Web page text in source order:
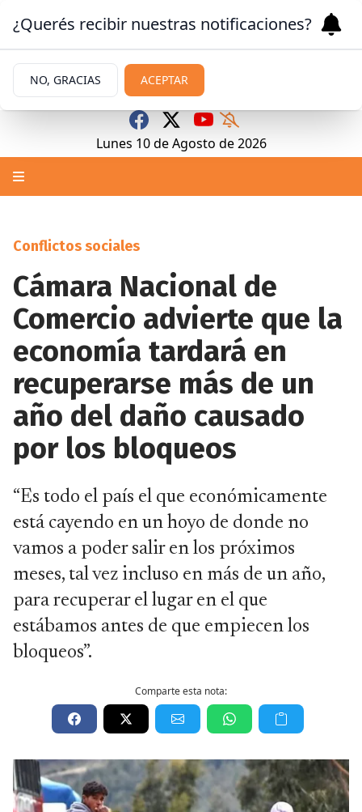
Lunes 10 de Agosto de 2026
Conflictos sociales
Cámara Nacional de
Comercio advierte que la
economía tardará en
recuperarse más de un
año del daño causado
por los bloqueos
“Es todo el país el que económicamente
está cayendo en un hoyo de donde no
vamos a poder salir en los próximos
meses, tal vez incluso en más de un año,
para recuperar el lugar en el que
estábamos antes de que empiecen los
bloqueos”.
Comparte esta nota:
¿Querés recibir nuestras notificaciones?
NO, GRACIAS ACEPTAR